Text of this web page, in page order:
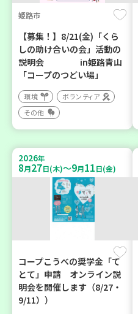
姫路市
【募集！】8/21(金)「くら
しの助け合いの会」活動の
説明会 in姫路青山
「コープのつどい場」
環境
ボランティア
その他
2026年
8月27日(木)～9月11日(金)
コープこうべの奨学金「て
とて」申請 オンライン説
明会を開催します（8/27・
9/11））